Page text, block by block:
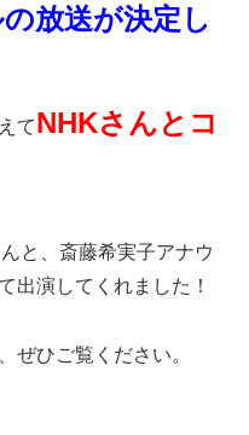
放送が決定し
てNHKさんとコ
と、斎藤希実子アナウ
出演してくれました！
ぜひご覧ください。